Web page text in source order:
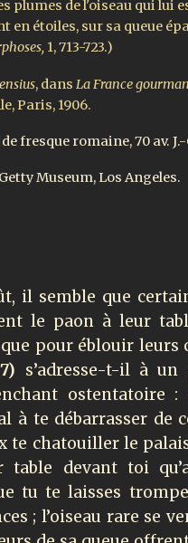
plumes de l'oiseau qui lui
en étoiles, sur sa queue
1, 713-723.)
, dans La France
Paris, 1906.
fresque romaine, 70 av. J.-
Museum, Los Angeles.
il semble que
le paon à leur
pour éblouir leurs
s’adresse-t-il à un
ostentatoire :
à te débarrasser de
te chatouiller le
table devant toi
tu te laisses
; l’oiseau rare se